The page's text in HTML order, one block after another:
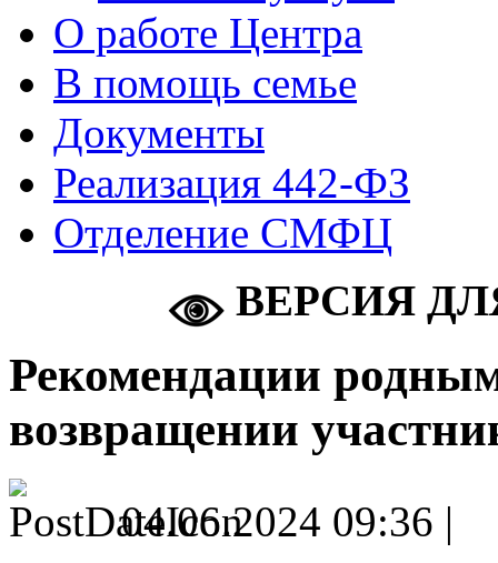
О работе Центра
В помощь семье
Документы
Реализация 442-ФЗ
Отделение СМФЦ
ВЕРСИЯ
Рекомендации
возвращении
04.06.2024 09:36 |